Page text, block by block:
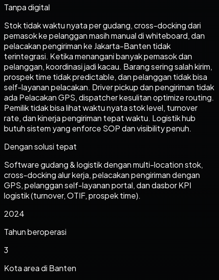
Tanpa digital
Stok tidak waktu nyata per gudang, cross-docking dari
pemasok ke pelanggan masih manual di whiteboard, dan
pelacakan pengiriman ke Jakarta-Banten tidak
terintegrasi. Ketika menangani banyak pemasok dan
pelanggan, koordinasi jadi kacau. Barang sering salah kirim,
prospek time tidak predictable, dan pelanggan tidak bisa
self-layanan pelacakan. Driver pickup dan pengiriman tidak
ada Pelacakan GPS, dispatcher kesulitan optimize routing.
Pemilik tidak bisa lihat waktu nyata stok level, turnover
rate, dan kinerja pengiriman tepat waktu. Logistik hub
butuh sistem yang enforce SOP dan visibility penuh.
Dengan solusi tepat
Software gudang & logistik dengan multi-location stok,
cross-docking alur kerja, pelacakan pengiriman dengan
GPS, pelanggan self-layanan portal, dan dasbor KPI
logistik (turnover, OTIF, prospek time).
2024
Tahun beroperasi
3
Kota area di Banten